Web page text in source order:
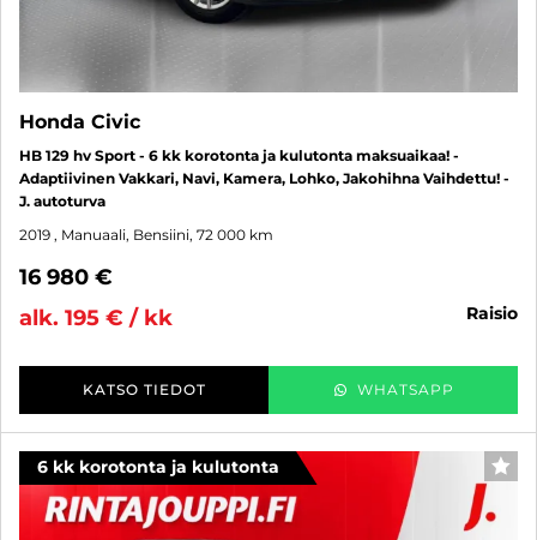
Honda Civic
HB 129 hv Sport - 6 kk korotonta ja kulutonta maksuaikaa! -
Adaptiivinen Vakkari, Navi, Kamera, Lohko, Jakohihna Vaihdettu! -
J. autoturva
2019 , Manuaali, Bensiini, 72 000 km
16 980 €
alk. 195 € / kk
raisio
KATSO TIEDOT WHATSAPP
6 kk korotonta ja kulutonta